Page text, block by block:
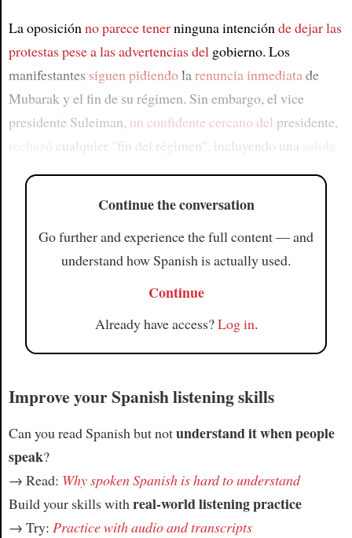
La oposiciónno parece tenerninguna intenciónde dejar las
protestaspese a las advertencias delgobierno. Los
manifestantes siguen pidiendolarenuncia inmediatade
Mubarak y el fin de su régimen. Sin embargo, el vice
presidente Suleiman, un confidente cercano del presidente,
rechazó cualquier "fin del régimen", incluyendo una salida
Continue the conversation
Go further and experience the full content — and
understand how Spanish is actually used.
Continue
Already have access?Log in.
Improve your Spanish listening skills
Can you read Spanish but notunderstand it when people
speak?
→ Read: Why spoken Spanish is hard to understand
Build your skills with real-world listening practice
→ Try: Practice with audio and transcripts